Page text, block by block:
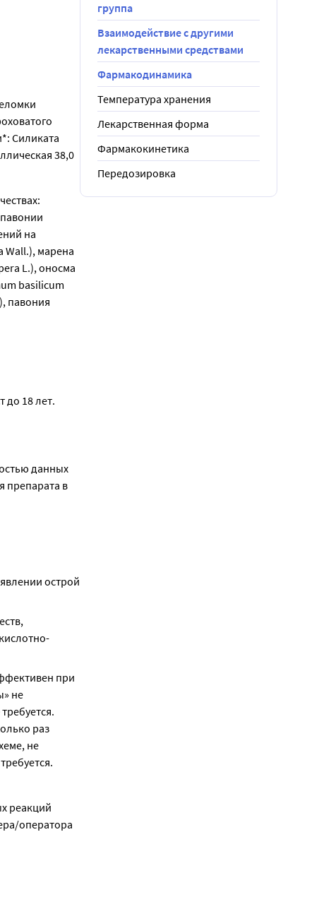
Силиката
38,0
на
Wall.), марена
L.), оносма
basilicum
павония
до 18 лет.
данных
препарата в
острой
при
не
раз
не
реакций
оператора
группа
Взаимодействие с другими
лекарственными средствами
Фармакодинамика
Температура хранения
Лекарственная форма
Фармакокинетика
Передозировка